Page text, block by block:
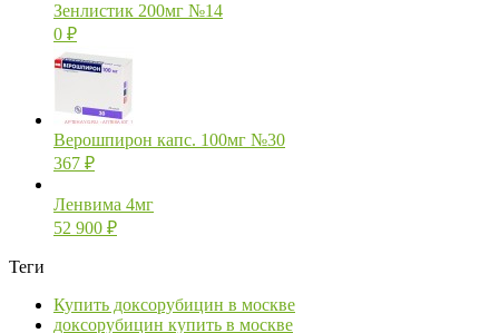
Зенлистик 200мг №14
0 ₽
Верошпирон капс. 100мг №30
367 ₽
Ленвима 4мг
52 900 ₽
Теги
Купить доксорубицин в москве
доксорубицин купить в москве